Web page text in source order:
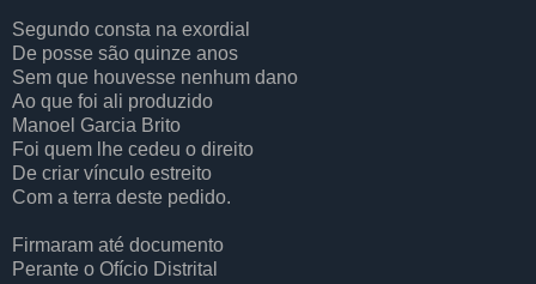
Segundo consta na exordial
De posse são quinze anos
Sem que houvesse nenhum dano
Ao que foi ali produzido
Manoel Garcia Brito
Foi quem lhe cedeu o direito
De criar vínculo estreito
Com a terra deste pedido.
Firmaram até documento
Perante o Ofício Distrital